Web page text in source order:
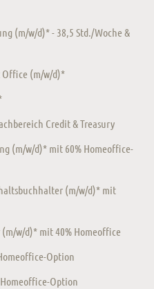
(m/w/d)* - 38,5 Std./Woche &
Office (m/w/d)*
Credit & Treasury
(m/w/d)* mit 60% Homeoffice-
(m/w/d)* mit
w/d)* mit 40% Homeoffice
Option
Option